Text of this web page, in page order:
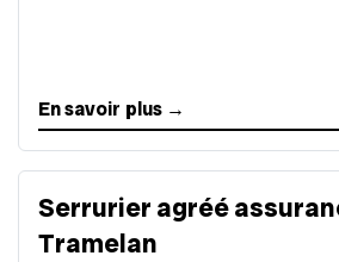
En savoir plus →
Serrurier agréé
Tramelan